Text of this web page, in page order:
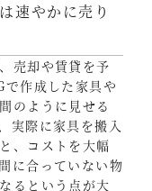
速やかに売り
売却や賃貸を予
作成した家具や
のように見せる
実際に家具を搬入
、コストを大幅
に合っていない物
るという点が大